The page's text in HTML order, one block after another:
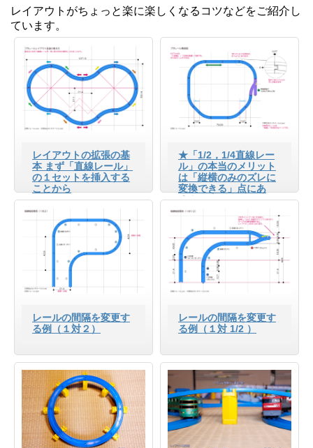
レイアウトがちょっと楽に楽しくなるコツなどをご紹介し
ています。
レイアウトの拡張の基
本 まず「直線レール」
の１セットを挿入する
ことから
★「1/2，1/4直線レー
ル」の本当のメリット
は「縦横のみのズレに
変換できる」点にあ
る！
レールの間隔を変更す
る例（１対２）
レールの間隔を変更す
る例（１対 1/2 ）